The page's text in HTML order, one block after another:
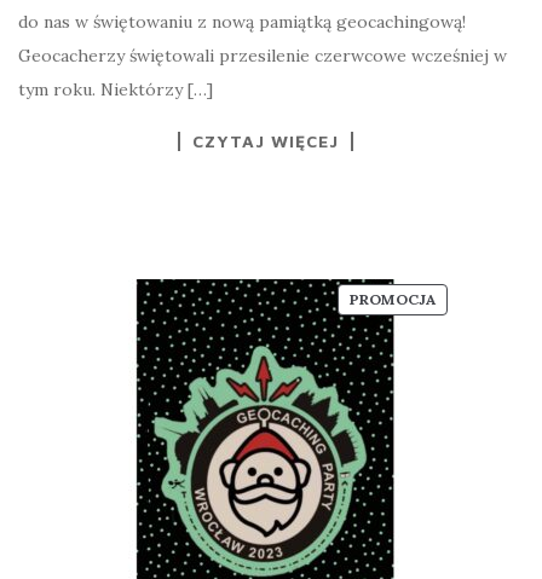
do nas w świętowaniu z nową pamiątką geocachingową!
Geocacherzy świętowali przesilenie czerwcowe wcześniej w
tym roku. Niektórzy […]
CZYTAJ WIĘCEJ
PROMOCJAPRODUKT
W